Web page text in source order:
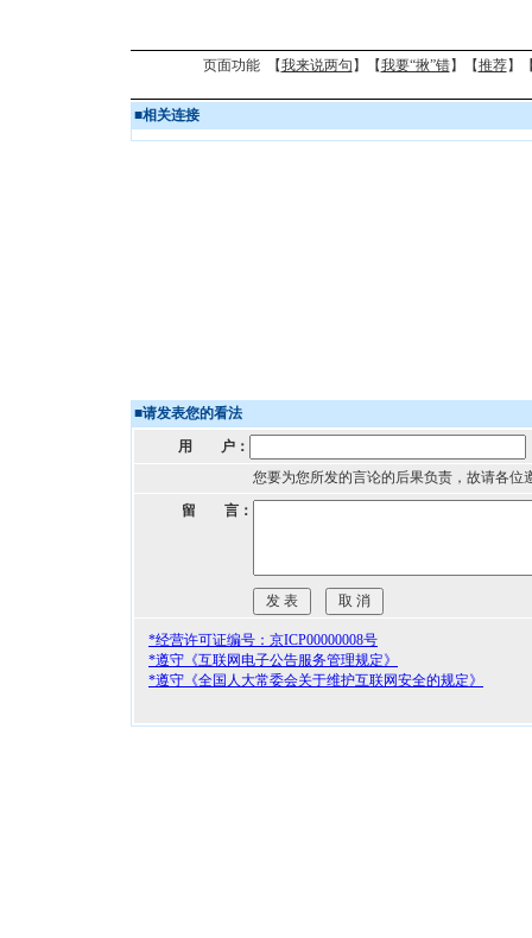
页面功能 【我来说两句 】【我要“揪”错】【推荐】
■相关连接
■请发表您的看法
用 户：
您要为您所发的言论的后果负责，故请各位
留 言：
*经营许可证编号：京ICP00000008号
*遵守《互联网电子公告服务管理规定》
*遵守《全国人大常委会关于维护互联网安全的规定》